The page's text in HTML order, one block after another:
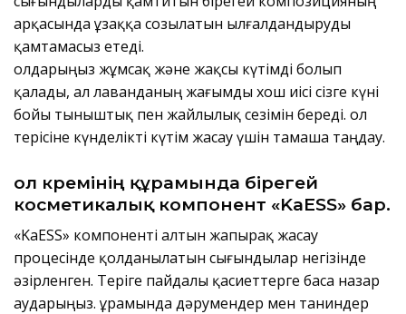
арқасында ұзаққа созылатын ылғалдандыруды
қамтамасыз етеді.
Қолдарыңыз жұмсақ және жақсы күтімді болып
қалады, ал лаванданың жағымды хош иісі сізге күні
бойы тыныштық пен жайлылық сезімін береді. Қол
терісіне күнделікті күтім жасау үшін тамаша таңдау.
Қол кремінің құрамында бірегей
косметикалық компонент «KaESS» бар.
«KaESS» компоненті алтын жапырақ жасау
процесінде қолданылатын сығындылар негізінде
әзірленген. Теріге пайдалы қасиеттерге баса назар
аударыңыз. Құрамында дәрумендер мен таниндер